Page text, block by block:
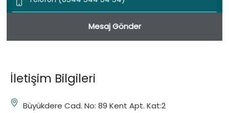
İletişim Bilgileri
Büyükdere Cad. No: 89 Kent Apt. Kat:2